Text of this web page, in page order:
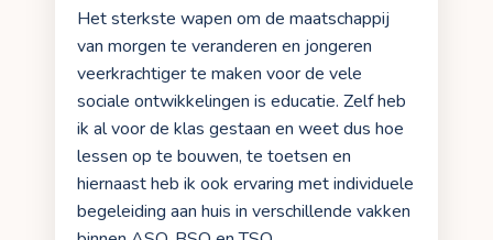
Het sterkste wapen om de maatschappij
van morgen te veranderen en jongeren
veerkrachtiger te maken voor de vele
sociale ontwikkelingen is educatie. Zelf heb
ik al voor de klas gestaan en weet dus hoe
lessen op te bouwen, te toetsen en
hiernaast heb ik ook ervaring met individuele
begeleiding aan huis in verschillende vakken